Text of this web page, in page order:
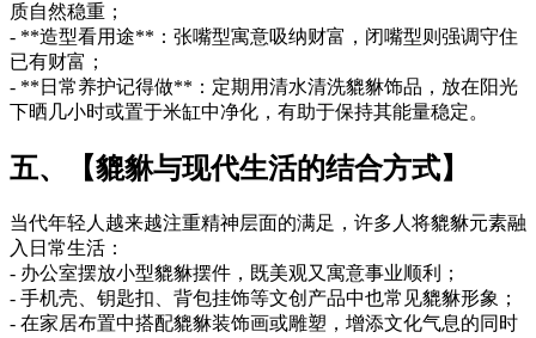
质自然稳重；
- **造型看用途**：张嘴型寓意吸纳财富，闭嘴型则强调守住
已有财富；
- **日常养护记得做**：定期用清水清洗貔貅饰品，放在阳光
下晒几小时或置于米缸中净化，有助于保持其能量稳定。
五、【貔貅与现代生活的结合方式】
当代年轻人越来越注重精神层面的满足，许多人将貔貅元素融
入日常生活：
- 办公室摆放小型貔貅摆件，既美观又寓意事业顺利；
- 手机壳、钥匙扣、背包挂饰等文创产品中也常见貔貅形象；
- 在家居布置中搭配貔貅装饰画或雕塑，增添文化气息的同时